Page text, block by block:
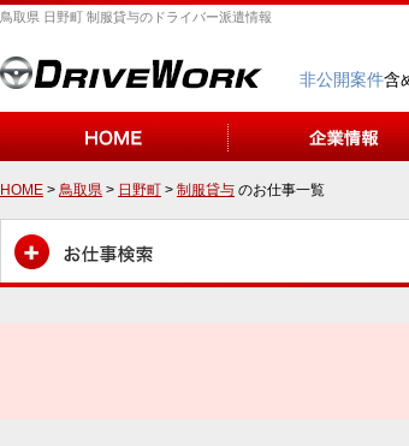
鳥取県 日野町 制服貸与のドライバー派遣情報
非公開案件含
HOME > 鳥取県 > 日野町 > 制服貸与 のお仕事一覧